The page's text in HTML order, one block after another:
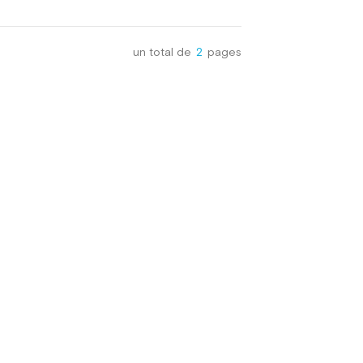
est très spéciale à faire
exceptionnel.un total de 2 pages